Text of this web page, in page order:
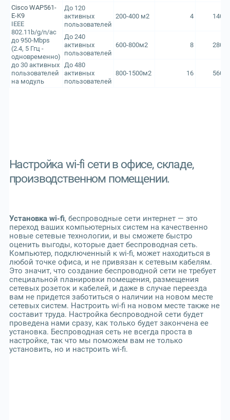
Cisco WAP561-
E-K9
IEEE
802.11b/g/n/ac
до 950-Mbps
(2.4, 5 Ггц -
одновременно)
до 30 активных
пользователей
на модуль
До 120
активных
пользователей
200-400 м2 4 1400
До 240
активных
пользователей
600-800м2 8 2800
До 480
активных
пользователей
800-1500м2 16 5600
Настройка wi-fi сети в офисе, складе,
производственном помещении.
Установка wi-fi, беспроводные сети интернет — это
переход ваших компьютерных систем на качественно
новые сетевые технологии, и вы сможете быстро
оценить выгоды, которые дает беспроводная сеть.
Компьютер, подключенный к wi-fi, может находиться в
любой точке офиса, и не привязан к сетевым кабелям.
Это значит, что создание беспроводной сети не требует
специальной планировки помещения, размещения
сетевых розеток и кабелей, и даже в случае переезда
вам не придется заботиться о наличии на новом месте
сетевых систем. Настроить wi-fi на новом месте также не
составит труда. Настройка беспроводной сети будет
проведена нами сразу, как только будет закончена ее
установка. Беспроводная сеть не всегда проста в
настройке, так что мы поможем вам не только
установить, но и настроить wi-fi.